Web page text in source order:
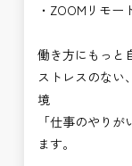
・ZOOMリモー
働き方にもっと
ストレスのない
境
「仕事のやり
ます。